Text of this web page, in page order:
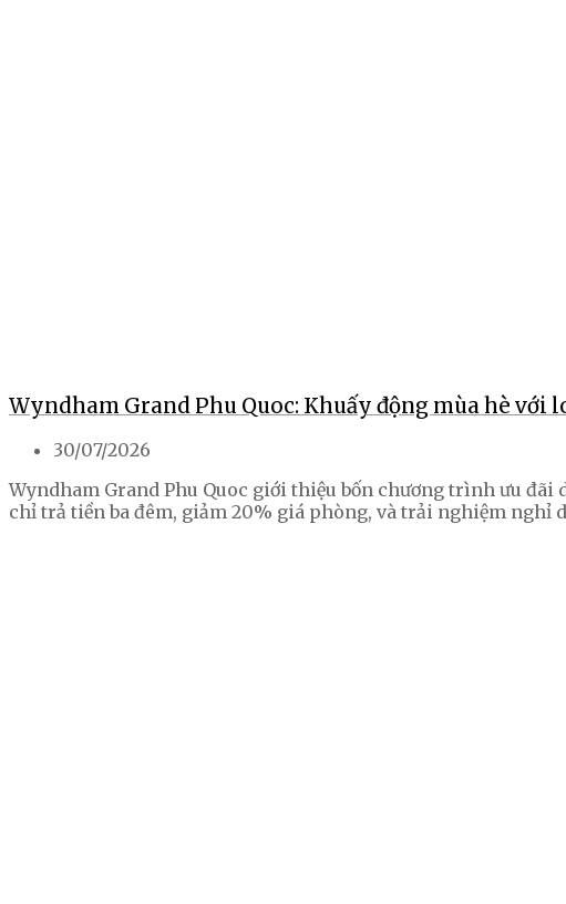
Wyndham Grand Phu Quoc: Khuấy động mùa hè với
30/07/2026
Wyndham Grand Phu Quoc giới thiệu bốn chương trình ưu
chỉ trả tiền ba đêm, giảm 20% giá phòng, và trải nghiệm nghỉ